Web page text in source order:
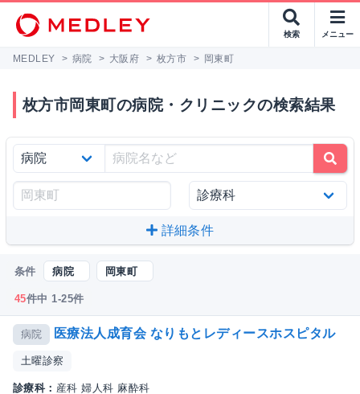
検索 メニュー
MEDLEY > 病院 > 大阪府 > 枚方市 > 岡東町
枚方市岡東町の病院・クリニックの検索結果
詳細条件
条件 病院 岡東町
45件中 1-25件
病院 医療法人成育会 なりもとレディースホスピタル
土曜診察
診療科： 産科 婦人科 麻酔科